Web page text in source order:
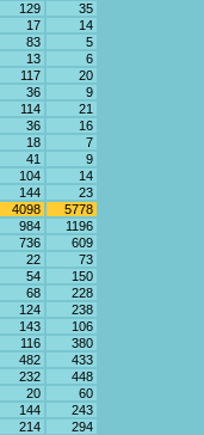
129
35
17
14
83
5
13
6
117
20
36
9
114
21
36
16
18
7
41
9
104
14
144
23
4098
5778
984
1196
736
609
22
73
54
150
68
228
124
238
143
106
116
380
482
433
232
448
20
60
144
243
214
294